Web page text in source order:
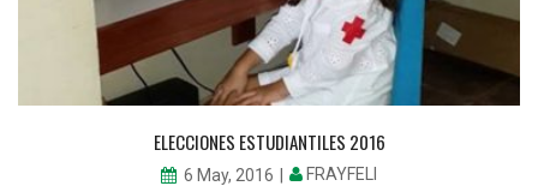
ELECCIONES ESTUDIANTILES 2016
6 May, 2016 FRAYFELI